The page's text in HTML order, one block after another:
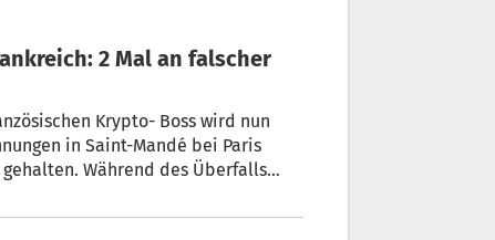
2 Mal an falscher
Krypto- Boss wird nun
in Saint-Mandé bei Paris
Während des Überfalls